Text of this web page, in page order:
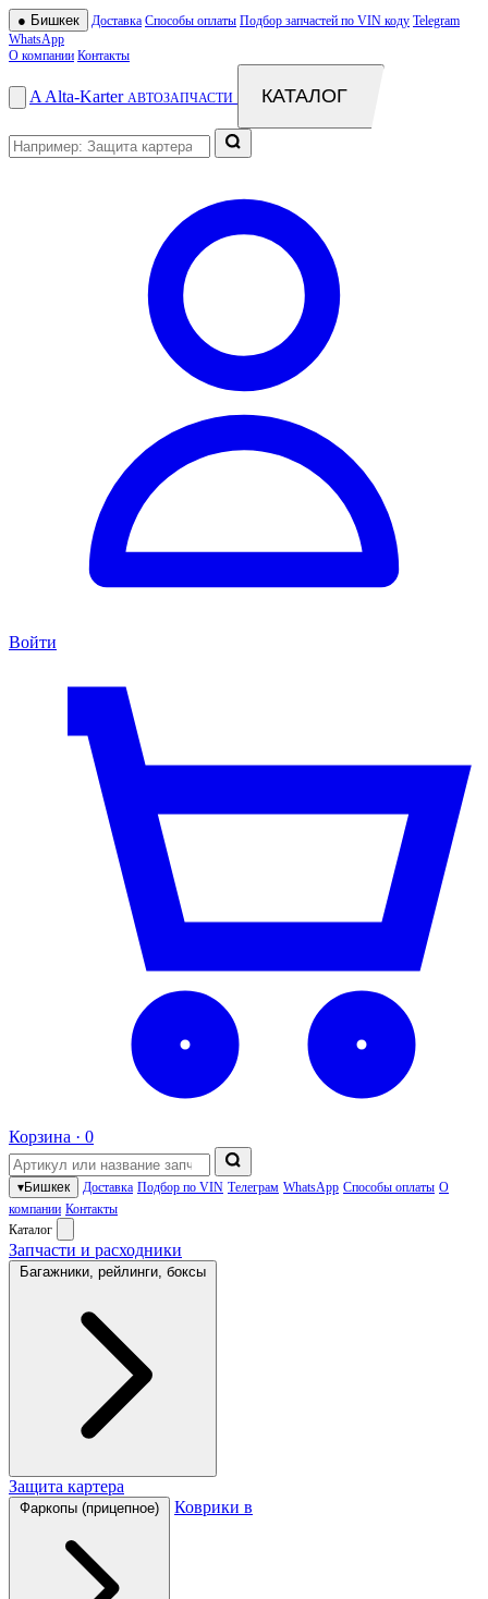
● Бишкек Доставка Способы оплаты Подбор запчастей по VIN коду Telegram
WhatsApp
О компании Контакты
A Alta-Karter АВТОЗАПЧАСТИ КАТАЛОГ
Войти
Корзина · 0
▾Бишкек Доставка Подбор по VIN Телеграм WhatsApp Способы оплаты О
компании Контакты
Каталог
Запчасти и расходники
Багажники, рейлинги, боксы
Защита картера
Фаркопы (прицепное) Коврики в